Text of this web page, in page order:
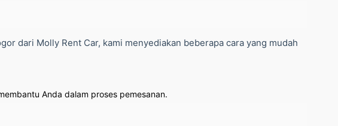
dari Molly Rent Car, kami menyediakan beberapa cara yang mudah
Anda dalam proses pemesanan.